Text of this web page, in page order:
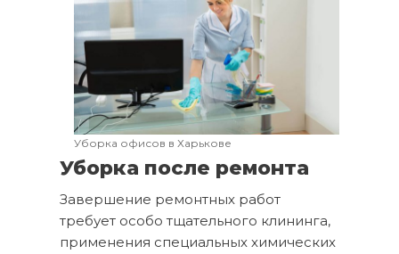
Уборка офисов в Харькове
Уборка после ремонта
Завершение ремонтных работ
требует особо тщательного клининга,
применения специальных химических